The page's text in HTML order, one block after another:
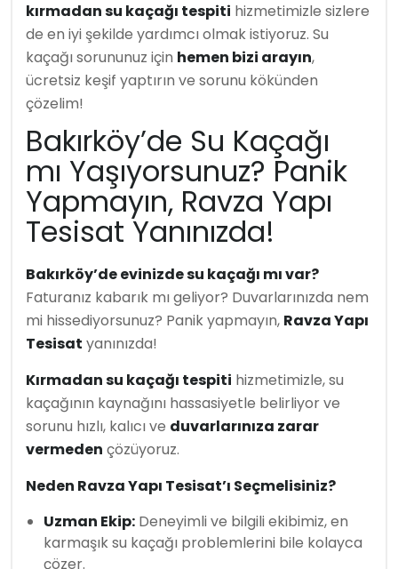
kırmadan su kaçağı tespiti hizmetimizle sizlere
de en iyi şekilde yardımcı olmak istiyoruz. Su
kaçağı sorununuz için hemen bizi arayın,
ücretsiz keşif yaptırın ve sorunu kökünden
çözelim!
Bakırköy’de Su Kaçağı
mı Yaşıyorsunuz? Panik
Yapmayın, Ravza Yapı
Tesisat Yanınızda!
Bakırköy’de evinizde su kaçağı mı var?
Faturanız kabarık mı geliyor? Duvarlarınızda nem
mi hissediyorsunuz? Panik yapmayın, Ravza Yapı
Tesisat yanınızda!
Kırmadan su kaçağı tespiti hizmetimizle, su
kaçağının kaynağını hassasiyetle belirliyor ve
sorunu hızlı, kalıcı ve duvarlarınıza zarar
vermeden çözüyoruz.
Neden Ravza Yapı Tesisat’ı Seçmelisiniz?
Uzman Ekip: Deneyimli ve bilgili ekibimiz, en
karmaşık su kaçağı problemlerini bile kolayca
çözer.